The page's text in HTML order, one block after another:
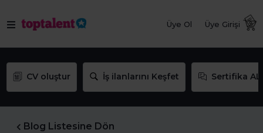
Üye Ol Üye Girişi
CV oluştur İş ilanlarını Keşfet Sertifika AL
Blog Listesine Dön